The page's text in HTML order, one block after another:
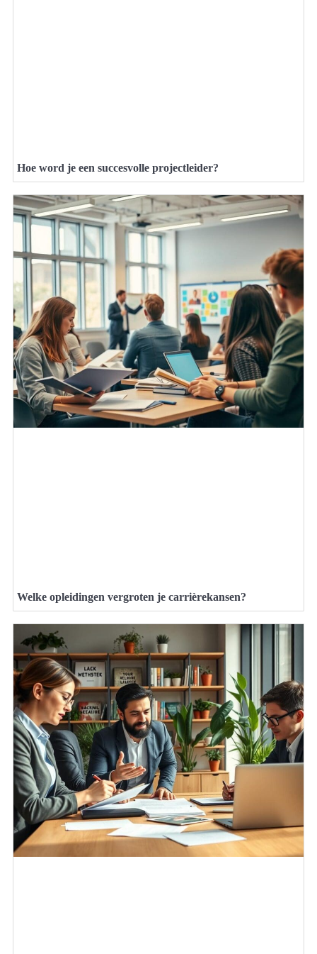
Hoe word je een succesvolle projectleider?
Welke opleidingen vergroten je carrièrekansen?